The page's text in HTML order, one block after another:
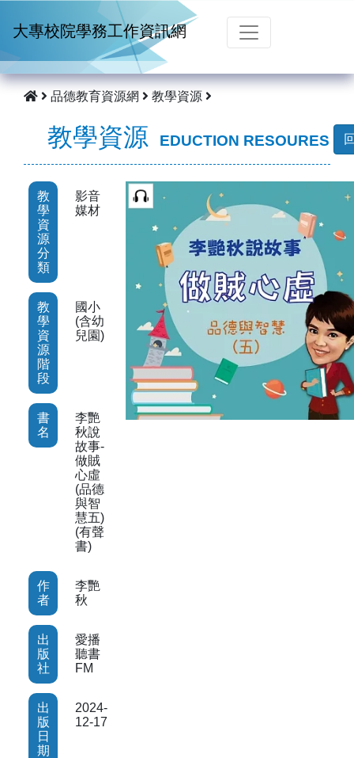
大專校院學務工作資訊網
品德教育資源網 教學資源
教學資源 EDUCTION RESOURES
教
學
資
源
分
類
影音
媒材
教
學
資
源
階
段
國小
(含幼
兒園)
書
名
李艷
秋說
故事-
做賊
心虛
(品德
與智
慧五)
(有聲
書)
作
者
李艷
秋
出
版
社
愛播
聽書
FM
出
版
日
期
2024-
12-17